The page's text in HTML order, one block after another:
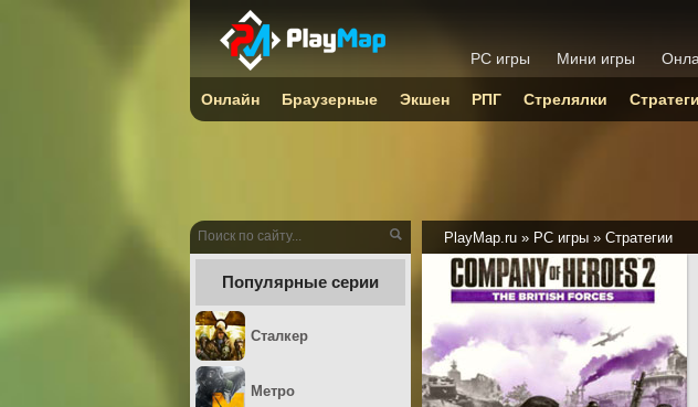
PlayMap.ru » PC игры » Стратегии
Популярные серии
Сталкер
Метро
PC игры Мини игры
Онлайн Браузерные Экшен РПГ Стрелялки